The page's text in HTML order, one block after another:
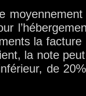
la
la note
de